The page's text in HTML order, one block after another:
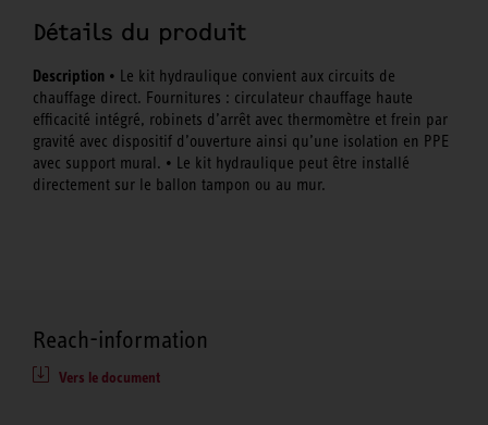
Détails du produit
Description • Le kit hydraulique convient aux circuits de
chauffage direct. Fournitures : circulateur chauffage haute
efficacité intégré, robinets d’arrêt avec thermomètre et frein par
gravité avec dispositif d’ouverture ainsi qu’une isolation en PPE
avec support mural. • Le kit hydraulique peut être installé
directement sur le ballon tampon ou au mur.
Reach-information
Vers le document